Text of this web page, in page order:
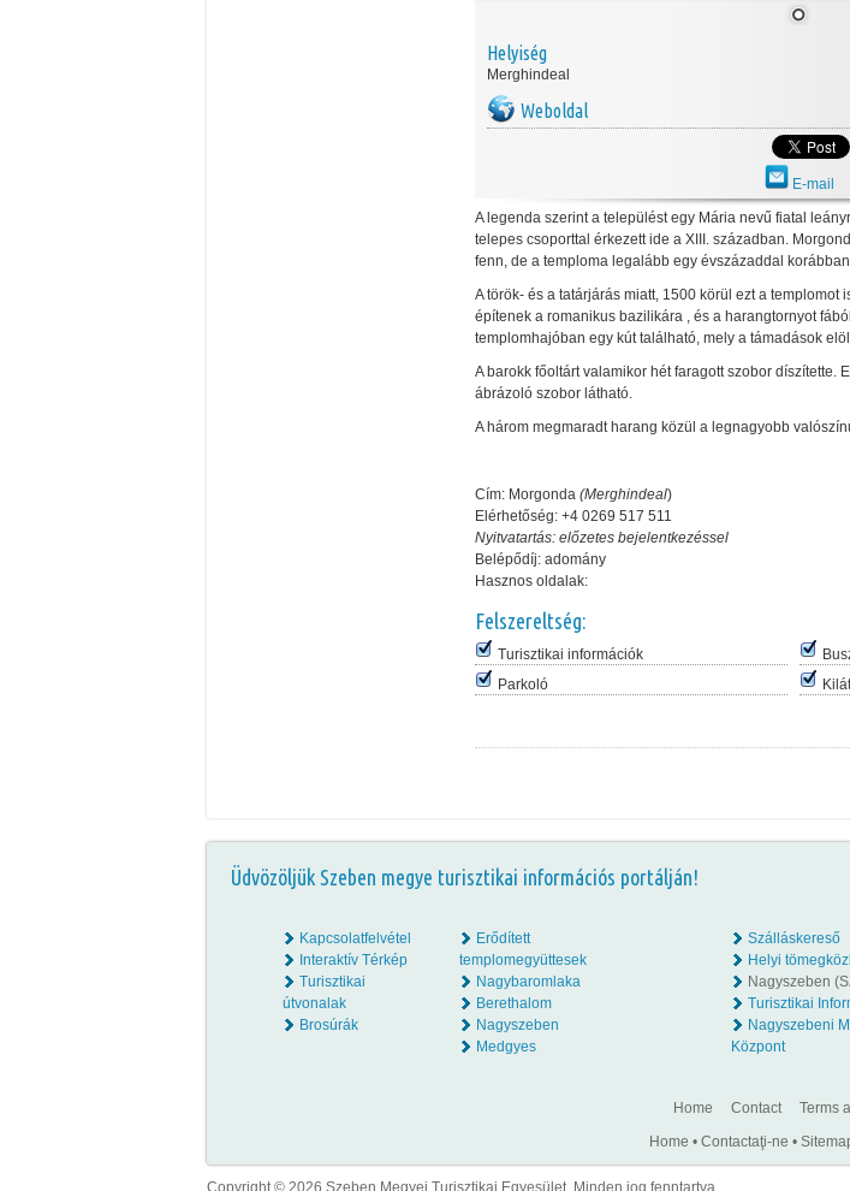
Helyiség
Merghindeal
Weboldal
E-mail
A legenda szerint a települést egy Mária nevű fiatal
telepes csoporttal érkezett ide a XIII. században.
fenn, de a temploma legalább egy évszázaddal
A török- és a tatárjárás miatt, 1500 körül ezt a
építenek a romanikus bazilikára , és a harangtornyot
templomhajóban egy kút található, mely a támadások
A barokk főoltárt valamikor hét faragott szobor díszítette.
ábrázoló szobor látható.
A három megmaradt harang közül a legnagyobb
Cím: Morgonda (Merghindeal)
Elérhetőség: +4 0269 517 511
Nyitvatartás: előzetes bejelentkezéssel
Belépődíj: adomány
Hasznos oldalak:
Felszereltség:
Turisztikai információk
Parkoló
Üdvözöljük Szeben megye turisztikai információs portálján!
Kapcsolatfelvétel
Interaktív Térkép
Turisztikai
útvonalak
Brosúrák
Erődített
templomegyüttesek
Nagybaromlaka
Berethalom
Nagyszeben
Medgyes
Szálláskereső
Helyi
Nagyszeben
Turisztikai
Nagyszebeni
Központ
Home Contact
Terms
Home • Contactaţi-ne •
Copyright © 2026 Szeben Megyei Turisztikai Egyesület. Minden jog fenntartva.